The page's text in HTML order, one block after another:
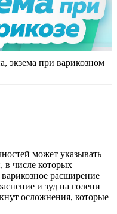
экзема при варикозном
может указывать
в числе которых
расширение
и зуд на голени
осложнения, которые